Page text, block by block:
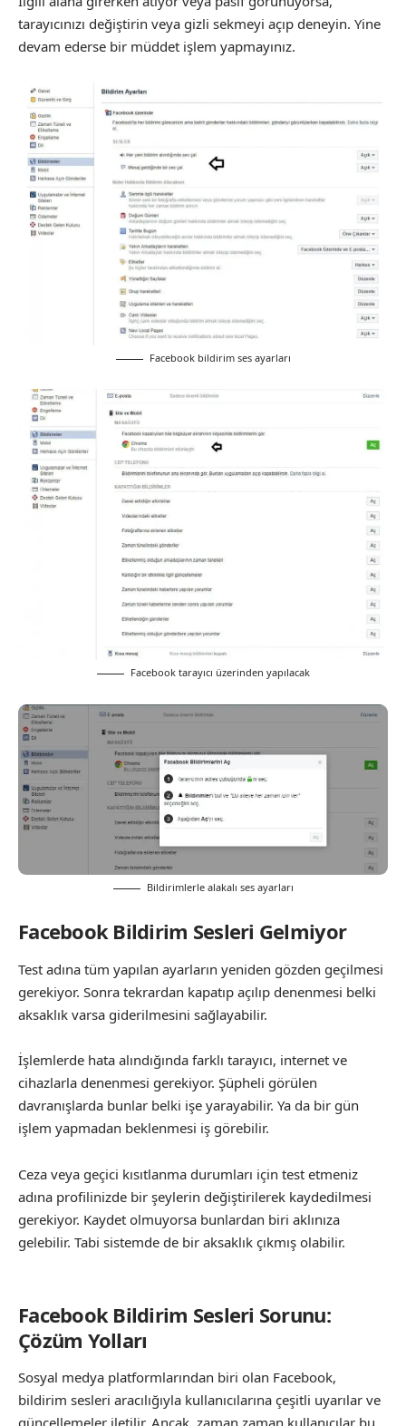
tarayıcınızı değiştirin veya gizli sekmeyi açıp deneyin. Yine
devam ederse bir müddet işlem yapmayınız.
Facebook bildirim ses ayarları
Facebook tarayıcı üzerinden yapılacak
Bildirimlerle alakalı ses ayarları
Facebook Bildirim Sesleri Gelmiyor
Test adına tüm yapılan ayarların yeniden gözden geçilmesi
gerekiyor. Sonra tekrardan kapatıp açılıp denenmesi belki
aksaklık varsa giderilmesini sağlayabilir.
İşlemlerde hata alındığında farklı tarayıcı, internet ve
cihazlarla denenmesi gerekiyor. Şüpheli görülen
davranışlarda bunlar belki işe yarayabilir. Ya da bir gün
işlem yapmadan beklenmesi iş görebilir.
Ceza veya geçici kısıtlanma durumları için test etmeniz
adına profilinizde bir şeylerin değiştirilerek kaydedilmesi
gerekiyor. Kaydet olmuyorsa bunlardan biri aklınıza
gelebilir. Tabi sistemde de bir aksaklık çıkmış olabilir.
Facebook Bildirim Sesleri Sorunu:
Çözüm Yolları
Sosyal medya platformlarından biri olan Facebook,
bildirim sesleri aracılığıyla kullanıcılarına çeşitli uyarılar ve